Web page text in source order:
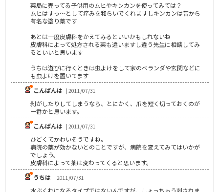
薬局に売ってる子供用のムヒやキンカンを使ってみては？
ムヒはすっ～として痒みを和らいでくれますしキンカンは昔から
有名な塗り薬です
あとは一度皮膚科をかえてみるといいかもしれないね
皮膚科によって処方される薬も違いますし違う先生に相談してみ
るといいと思います
うちは遊びに行くときは虫よけをして家のベランダや玄関などに
も虫よけを置いてます
こんばんは | 2011/07/31
剥がしたりしてしまうなら、とにかく、爪を短く切っておくのが
一番かと思います。
こんばんは | 2011/07/31
ひどくてかわいそうですね。
病院の薬が効かないとのことですが、病院を変えてみてはいかが
でしょう。
皮膚科によって薬は変わってくると思います。
うちは | 2011/07/31
水ぶくれになるタイプではないんですが、しょっちゅう刺されま